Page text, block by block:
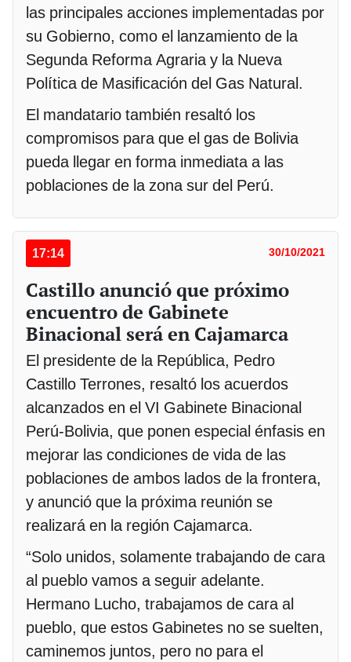
las principales acciones implementadas por
su Gobierno, como el lanzamiento de la
Segunda Reforma Agraria y la Nueva
Política de Masificación del Gas Natural.
El mandatario también resaltó los
compromisos para que el gas de Bolivia
pueda llegar en forma inmediata a las
poblaciones de la zona sur del Perú.
17:14 30/10/2021
Castillo anunció que próximo
encuentro de Gabinete
Binacional será en Cajamarca
El presidente de la República, Pedro
Castillo Terrones, resaltó los acuerdos
alcanzados en el VI Gabinete Binacional
Perú-Bolivia, que ponen especial énfasis en
mejorar las condiciones de vida de las
poblaciones de ambos lados de la frontera,
y anunció que la próxima reunión se
realizará en la región Cajamarca.
“Solo unidos, solamente trabajando de cara
al pueblo vamos a seguir adelante.
Hermano Lucho, trabajamos de cara al
pueblo, que estos Gabinetes no se suelten,
caminemos juntos, pero no para el